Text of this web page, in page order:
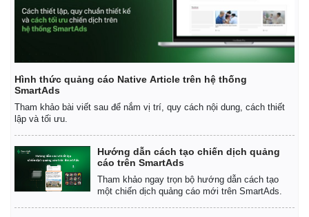
Bất động sản
Khởi nghiệp
Giá vàng
Tỷ giá
Chứng khoán
Hình thức quảng cáo Native Article trên hệ thống
SmartAds
Tham khảo bài viết sau để nắm vị trí, quy cách nội dung, cách thiết
lập và tối ưu.
Hướng dẫn cách tạo chiến dịch quảng
cáo trên SmartAds
Tham khảo ngay trọn bộ hướng dẫn cách tạo
một chiến dịch quảng cáo mới trên SmartAds.